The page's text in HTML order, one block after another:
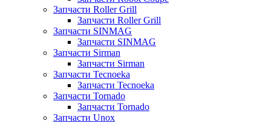
Запчасти Roller Grill
Запчасти Roller Grill
Запчасти SINMAG
Запчасти SINMAG
Запчасти Sirman
Запчасти Sirman
Запчасти Tecnoeka
Запчасти Tecnoeka
Запчасти Tornado
Запчасти Tornado
Запчасти Unox